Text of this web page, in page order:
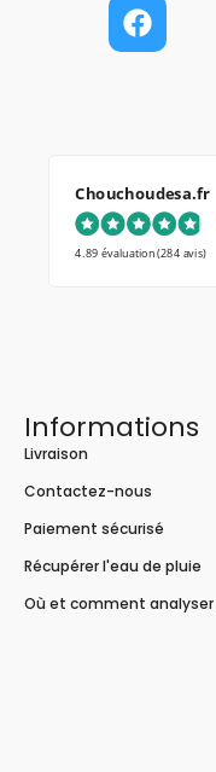
Chouchoudesa.fr
4.89 évaluation(284 avis)
Informations
Livraison
Contactez-nous
Paiement sécurisé
Récupérer l'eau de pluie
Où et comment analyser